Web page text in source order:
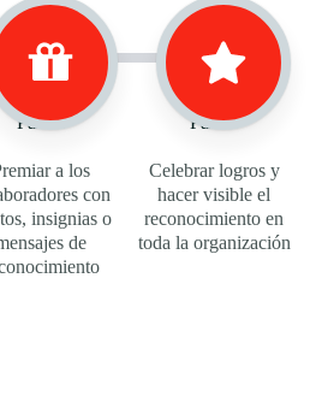
Paso 2
a los
con
insignias o
de
Paso 3
Celebrar logros y
hacer visible el
reconocimiento en
toda la organización